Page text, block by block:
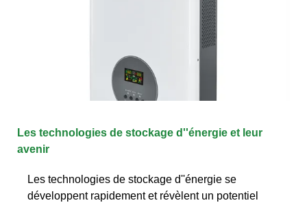
Les technologies de stockage d''énergie et leur
avenir
Les technologies de stockage d''énergie se
développent rapidement et révèlent un potentiel